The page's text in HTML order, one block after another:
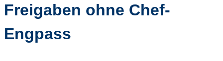
Freigaben ohne Chef-
Engpass